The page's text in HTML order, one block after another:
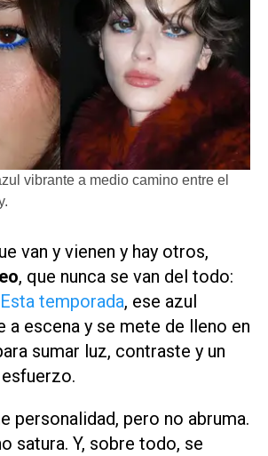
vibrante a medio camino entre el
van y vienen y hay otros,
, que nunca se van del todo:
Esta temporada, ese azul
a escena y se mete de lleno en
sumar luz, contraste y un
personalidad, pero no abruma.
satura. Y, sobre todo, se